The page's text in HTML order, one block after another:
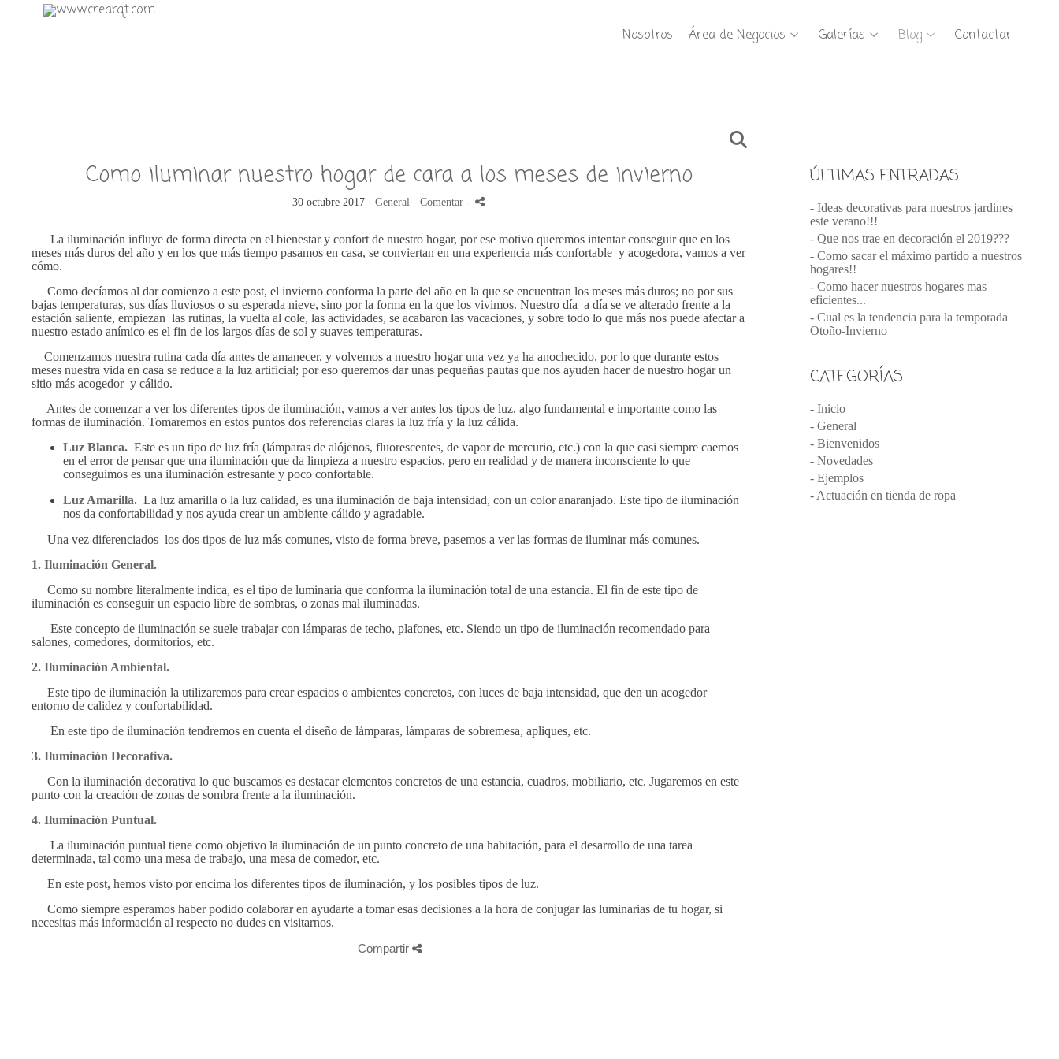
Nosotros Área de Negocios Galerías Blog Contactar
Como iluminar nuestro hogar de cara a los meses de invierno
30 octubre 2017 - General - Comentar -
La iluminación influye de forma directa en el bienestar y confort de nuestro hogar, por ese motivo queremos intentar conseguir que en los
meses más duros del año y en los que más tiempo pasamos en casa, se conviertan en una experiencia más confortable y acogedora, vamos a ver
cómo.
Como decíamos al dar comienzo a este post, el invierno conforma la parte del año en la que se encuentran los meses más duros; no por sus
bajas temperaturas, sus días lluviosos o su esperada nieve, sino por la forma en la que los vivimos. Nuestro día a día se ve alterado frente a la
estación saliente, empiezan las rutinas, la vuelta al cole, las actividades, se acabaron las vacaciones, y sobre todo lo que más nos puede afectar a
nuestro estado anímico es el fin de los largos días de sol y suaves temperaturas.
Comenzamos nuestra rutina cada día antes de amanecer, y volvemos a nuestro hogar una vez ya ha anochecido, por lo que durante estos
meses nuestra vida en casa se reduce a la luz artificial; por eso queremos dar unas pequeñas pautas que nos ayuden hacer de nuestro hogar un
sitio más acogedor y cálido.
Antes de comenzar a ver los diferentes tipos de iluminación, vamos a ver antes los tipos de luz, algo fundamental e importante como las
formas de iluminación. Tomaremos en estos puntos dos referencias claras la luz fría y la luz cálida.
Luz Blanca. Este es un tipo de luz fría (lámparas de alójenos, fluorescentes, de vapor de mercurio, etc.) con la que casi siempre caemos
en el error de pensar que una iluminación que da limpieza a nuestro espacios, pero en realidad y de manera inconsciente lo que
conseguimos es una iluminación estresante y poco confortable.
Luz Amarilla. La luz amarilla o la luz calidad, es una iluminación de baja intensidad, con un color anaranjado. Este tipo de iluminación
nos da confortabilidad y nos ayuda crear un ambiente cálido y agradable.
Una vez diferenciados los dos tipos de luz más comunes, visto de forma breve, pasemos a ver las formas de iluminar más comunes.
1. Iluminación General.
Como su nombre literalmente indica, es el tipo de luminaria que conforma la iluminación total de una estancia. El fin de este tipo de
iluminación es conseguir un espacio libre de sombras, o zonas mal iluminadas.
Este concepto de iluminación se suele trabajar con lámparas de techo, plafones, etc. Siendo un tipo de iluminación recomendado para
salones, comedores, dormitorios, etc.
2. Iluminación Ambiental.
Este tipo de iluminación la utilizaremos para crear espacios o ambientes concretos, con luces de baja intensidad, que den un acogedor
entorno de calidez y confortabilidad.
En este tipo de iluminación tendremos en cuenta el diseño de lámparas, lámparas de sobremesa, apliques, etc.
3. Iluminación Decorativa.
Con la iluminación decorativa lo que buscamos es destacar elementos concretos de una estancia, cuadros, mobiliario, etc. Jugaremos en este
punto con la creación de zonas de sombra frente a la iluminación.
4. Iluminación Puntual.
La iluminación puntual tiene como objetivo la iluminación de un punto concreto de una habitación, para el desarrollo de una tarea
determinada, tal como una mesa de trabajo, una mesa de comedor, etc.
En este post, hemos visto por encima los diferentes tipos de iluminación, y los posibles tipos de luz.
Como siempre esperamos haber podido colaborar en ayudarte a tomar esas decisiones a la hora de conjugar las luminarias de tu hogar, si
necesitas más información al respecto no dudes en visitarnos.
Compartir
ÚLTIMAS ENTRADAS
- Ideas decorativas para nuestros jardines
este verano!!!
- Que nos trae en decoración el 2019???
- Como sacar el máximo partido a nuestros
hogares!!
- Como hacer nuestros hogares mas
eficientes...
- Cual es la tendencia para la temporada
Otoño-Invierno
CATEGORÍAS
- Inicio
- General
- Bienvenidos
- Novedades
- Ejemplos
- Actuación en tienda de ropa